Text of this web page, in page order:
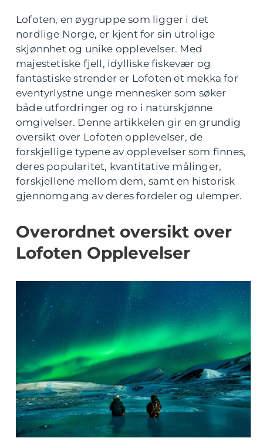
Lofoten, en øygruppe som ligger i det
nordlige Norge, er kjent for sin utrolige
skjønnhet og unike opplevelser. Med
majestetiske fjell, idylliske fiskevær og
fantastiske strender er Lofoten et mekka for
eventyrlystne unge mennesker som søker
både utfordringer og ro i naturskjønne
omgivelser. Denne artikkelen gir en grundig
oversikt over Lofoten opplevelser, de
forskjellige typene av opplevelser som finnes,
deres popularitet, kvantitative målinger,
forskjellene mellom dem, samt en historisk
gjennomgang av deres fordeler og ulemper.
Overordnet oversikt over
Lofoten Opplevelser